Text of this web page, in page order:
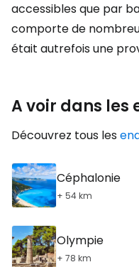
accessibles que par
comporte de
était autrefois une
A voir dans les
Découvrez tous les
Céphalonie
+ 54 km
Olympie
+ 78 km